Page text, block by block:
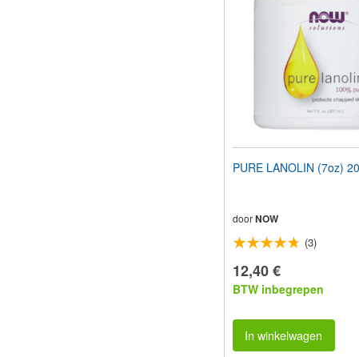
PURE LANOLIN (7oz)
doorNOW
(3)
12,40 €
BTW inbegrepen
In winkelwagen